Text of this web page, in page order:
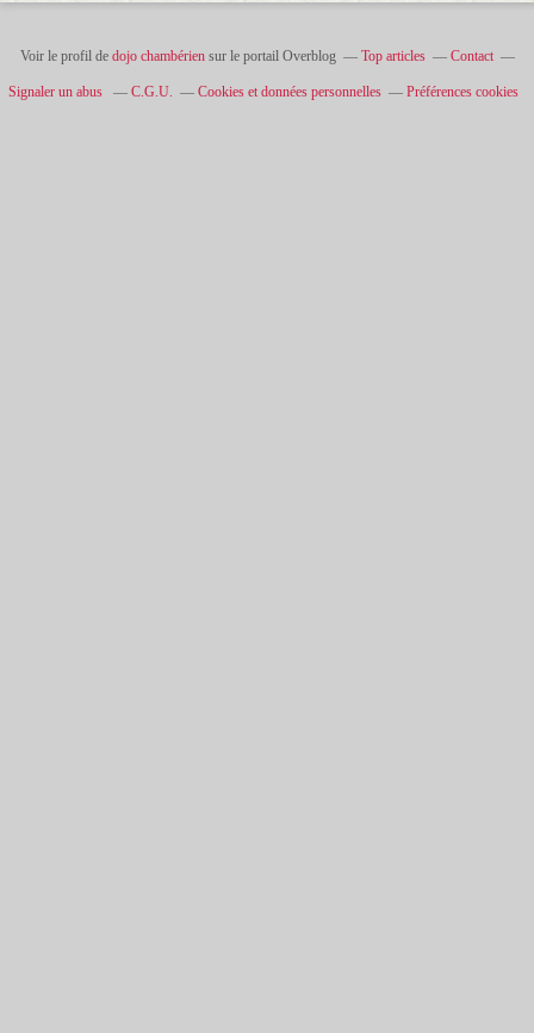
Voir le profil de dojo chambériensur le portail Overblog Top articles Contact
Signaler un abus C.G.U. Cookies et données personnelles Préférences cookies